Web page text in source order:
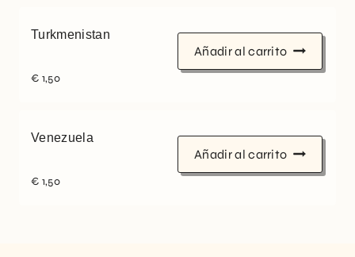
Turkmenistan
€ 1,50
Añadir al carrito
Venezuela
€ 1,50
Añadir al carrito